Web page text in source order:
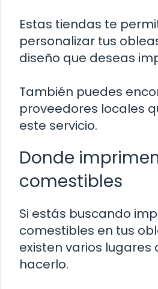
Estas tiendas te
personalizar tus
diseño que deseas
También puedes
proveedores locales
este servicio.
Donde
comestibles
Si estás buscando
comestibles en tus
existen varios lugares
hacerlo.